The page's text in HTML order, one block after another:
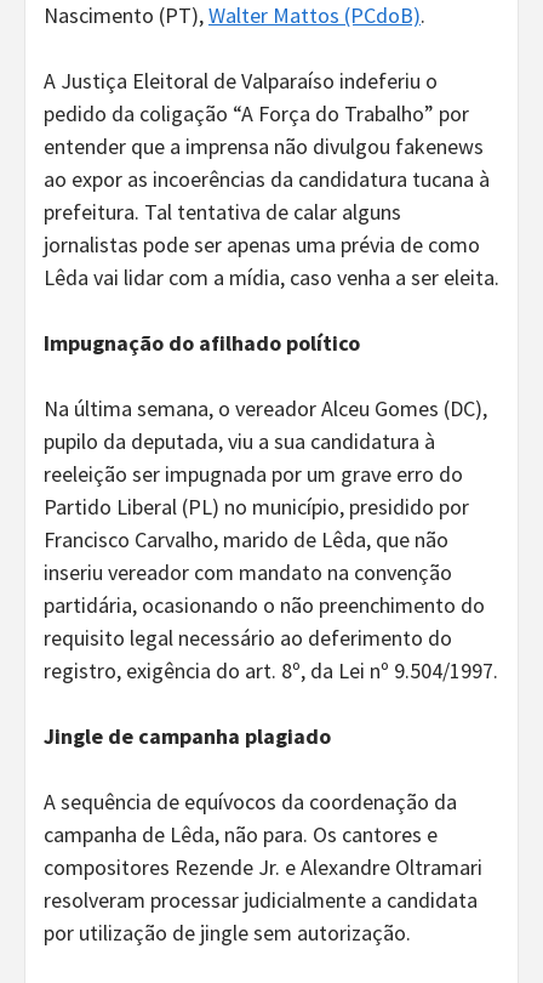
Nascimento (PT),Walter Mattos (PCdoB).
A Justiça Eleitoral de Valparaíso indeferiu o
pedido da coligação “A Força do Trabalho” por
entender que a imprensa não divulgou fakenews
ao expor as incoerências da candidatura tucana à
prefeitura. Tal tentativa de calar alguns
jornalistas pode ser apenas uma prévia de como
Lêda vai lidar com a mídia, caso venha a ser eleita.
Impugnação do afilhado político
Na última semana, o vereador Alceu Gomes (DC),
pupilo da deputada, viu a sua candidatura à
reeleição ser impugnada por um grave erro do
Partido Liberal (PL) no município, presidido por
Francisco Carvalho, marido de Lêda, que não
inseriu vereador com mandato na convenção
partidária, ocasionando o não preenchimento do
requisito legal necessário ao deferimento do
registro, exigência do art. 8º, da Lei nº 9.504/1997.
Jingle de campanha plagiado
A sequência de equívocos da coordenação da
campanha de Lêda, não para. Os cantores e
compositores Rezende Jr. e Alexandre Oltramari
resolveram processar judicialmente a candidata
por utilização de jingle sem autorização.